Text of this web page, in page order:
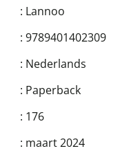
: Lannoo
: 9789401402309
: Nederlands
: Paperback
: 176
: maart 2024